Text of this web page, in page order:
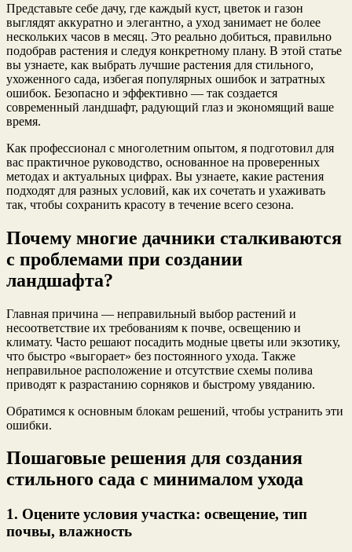
Представьте себе дачу, где каждый куст, цветок и газон
выглядят аккуратно и элегантно, а уход занимает не более
нескольких часов в месяц. Это реально добиться, правильно
подобрав растения и следуя конкретному плану. В этой статье
вы узнаете, как выбрать лучшие растения для стильного,
ухоженного сада, избегая популярных ошибок и затратных
ошибок. Безопасно и эффективно — так создается
современный ландшафт, радующий глаз и экономящий ваше
время.
Как профессионал с многолетним опытом, я подготовил для
вас практичное руководство, основанное на проверенных
методах и актуальных цифрах. Вы узнаете, какие растения
подходят для разных условий, как их сочетать и ухаживать
так, чтобы сохранить красоту в течение всего сезона.
Почему многие дачники сталкиваются
с проблемами при создании
ландшафта?
Главная причина — неправильный выбор растений и
несоответствие их требованиям к почве, освещению и
климату. Часто решают посадить модные цветы или экзотику,
что быстро «выгорает» без постоянного ухода. Также
неправильное расположение и отсутствие схемы полива
приводят к разрастанию сорняков и быстрому увяданию.
Обратимся к основным блокам решений, чтобы устранить эти
ошибки.
Пошаговые решения для создания
стильного сада с минималом ухода
1. Оцените условия участка: освещение, тип
почвы, влажность